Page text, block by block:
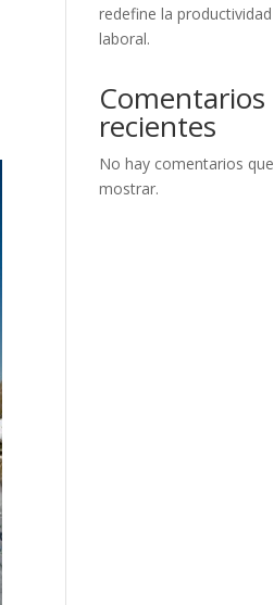
redefine la productividad
laboral.
Comentarios
recientes
No hay comentarios que
mostrar.